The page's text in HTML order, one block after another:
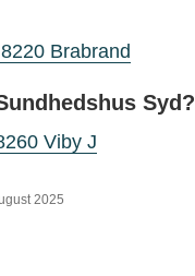
Brabrand
Syd?
Viby J
2025